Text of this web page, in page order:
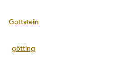
Gottstein
götting